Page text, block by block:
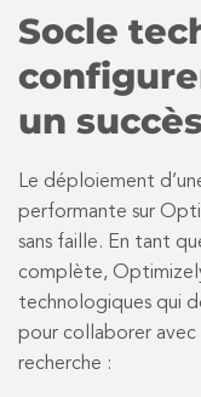
Socle
un
Le déploiement
performante sur
sans faille. En tant
complète,
technologiques qui
pour collaborer avec
recherche :